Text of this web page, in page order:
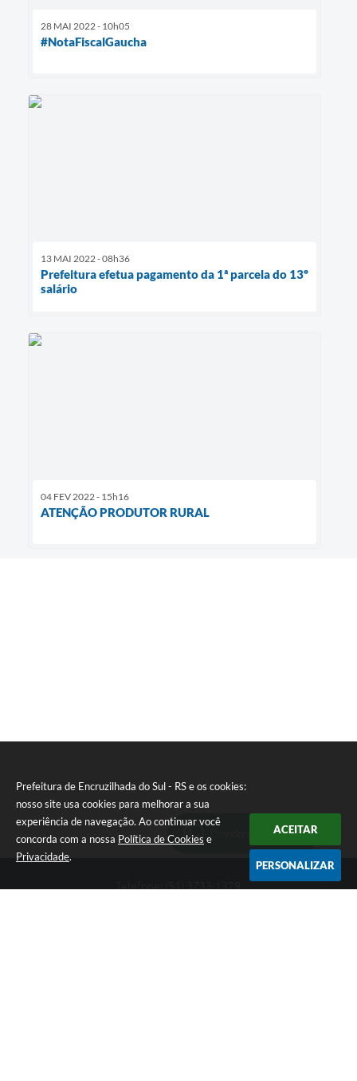
Prefeitura de Encruzilhada do Sul - RS e os cookies:
nosso site usa cookies para melhorar a sua
experiência de navegação. Ao continuar você
concorda com a nossa Política de Cookies e
Privacidade.
ACEITAR
PERSONALIZAR
28 MAI 2022 - 10h05
#NotaFiscalGaucha
13 MAI 2022 - 08h36
Prefeitura efetua pagamento da 1ª parcela do 13º
salário
04 FEV 2022 - 15h16
ATENÇÃO PRODUTOR RURAL
Ouvidoria Municipal